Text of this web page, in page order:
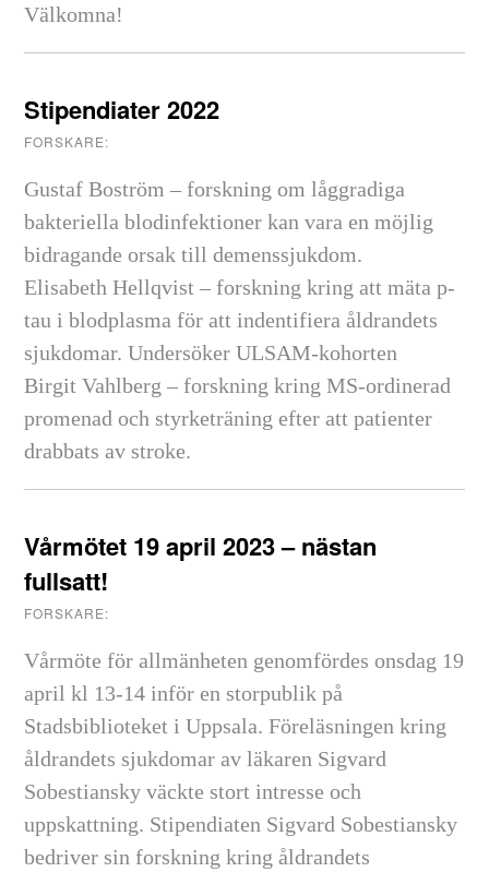
Välkomna!
Stipendiater 2022
FORSKARE:
Gustaf Boström – forskning om låggradiga
bakteriella blodinfektioner kan vara en möjlig
bidragande orsak till demenssjukdom.
Elisabeth Hellqvist – forskning kring att mäta p-
tau i blodplasma för att indentifiera åldrandets
sjukdomar. Undersöker ULSAM-kohorten
Birgit Vahlberg – forskning kring MS-ordinerad
promenad och styrketräning efter att patienter
drabbats av stroke.
Vårmötet 19 april 2023 – nästan
fullsatt!
FORSKARE:
Vårmöte för allmänheten genomfördes onsdag 19
april kl 13-14 inför en storpublik på
Stadsbiblioteket i Uppsala. Föreläsningen kring
åldrandets sjukdomar av läkaren Sigvard
Sobestiansky väckte stort intresse och
uppskattning. Stipendiaten Sigvard Sobestiansky
bedriver sin forskning kring åldrandets